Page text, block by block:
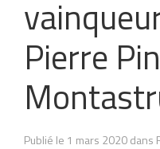
Pierre
Publié le 1 mars 2020 dans